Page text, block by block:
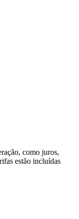
como juros,
estão incluídas